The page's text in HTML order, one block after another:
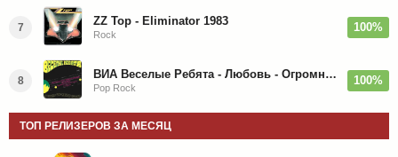
7 ZZ Top - Eliminator 1983
Rock
100%
8 ВИА Веселые Ребята - Любовь - Огромная Страна - 1974/2026
Pop Rock
100%
ТОП РЕЛИЗЕРОВ ЗА МЕСЯЦ